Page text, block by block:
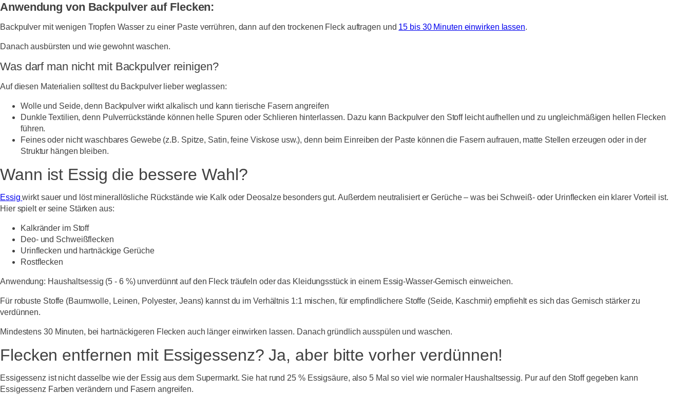
Anwendung von Backpulver auf Flecken:
Backpulver mit wenigen Tropfen Wasser zu einer Paste verrühren, dann auf den trockenen Fleck auftragen und 15 bis 30 Minuten einwirken lassen.
Danach ausbürsten und wie gewohnt waschen.
Was darf man nicht mit Backpulver reinigen?
Auf diesen Materialien solltest du Backpulver lieber weglassen:
Wolle und Seide, denn Backpulver wirkt alkalisch und kann tierische Fasern angreifen
Dunkle Textilien, denn Pulverrückstände können helle Spuren oder Schlieren hinterlassen. Dazu kann Backpulver den Stoff leicht aufhellen und zu ungleichmäßigen hellen Flecken
führen.
Feines oder nicht waschbares Gewebe(z.B. Spitze, Satin, feine Viskose usw.), denn beim Einreiben der Paste können die Fasern aufrauen, matte Stellen erzeugen oder in der
Struktur hängen bleiben.
Wann ist Essig die bessere Wahl?
Essigwirkt sauer und löst minerallösliche Rückstände wie Kalk oder Deosalze besonders gut. Außerdem neutralisiert er Gerüche – was bei Schweiß- oder Urinflecken ein klarer Vorteil ist.
Hier spielt er seine Stärken aus:
Kalkränder im Stoff
Deo- und Schweißflecken
Urinflecken und hartnäckige Gerüche
Rostflecken
Anwendung: Haushaltsessig (5 - 6 %) unverdünnt auf den Fleck träufeln oder das Kleidungsstück in einem Essig-Wasser-Gemisch einweichen.
Für robuste Stoffe (Baumwolle, Leinen, Polyester, Jeans) kannst du im Verhältnis 1:1 mischen, für empfindlichere Stoffe (Seide, Kaschmir) empfiehlt es sich das Gemisch stärker zu
verdünnen.
Mindestens 30 Minuten, bei hartnäckigeren Flecken auch länger einwirken lassen. Danach gründlich ausspülen und waschen.
Flecken entfernen mit Essigessenz? Ja, aber bitte vorher verdünnen!
Essigessenz ist nicht dasselbe wie der Essig aus dem Supermarkt. Sie hat rund 25 % Essigsäure, also 5 Mal so viel wie normaler Haushaltsessig. Pur auf den Stoff gegeben kann
Essigessenz Farben verändern und Fasern angreifen.